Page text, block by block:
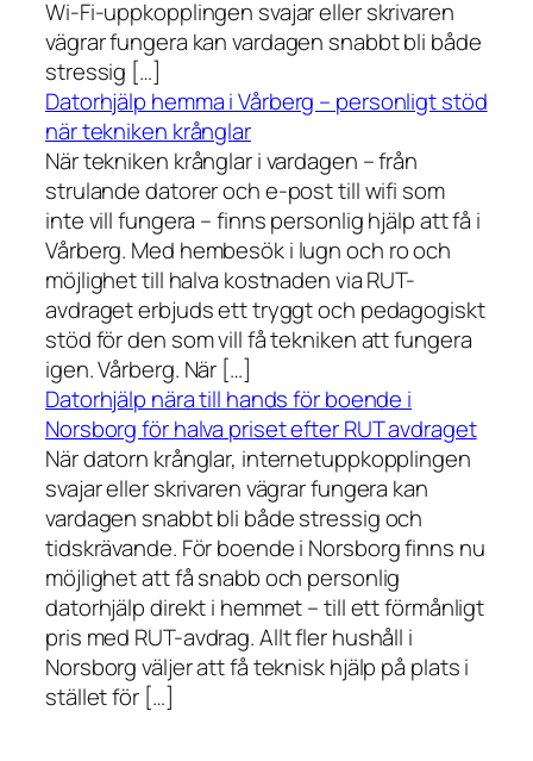
Wi-Fi-uppkopplingen svajar eller skrivaren
vägrar fungera kan vardagen snabbt bli både
stressig […]
Datorhjälp hemma i Vårberg – personligt stöd
när tekniken krånglar
När tekniken krånglar i vardagen – från
strulande datorer och e-post till wifi som
inte vill fungera – finns personlig hjälp att få i
Vårberg. Med hembesök i lugn och ro och
möjlighet till halva kostnaden via RUT-
avdraget erbjuds ett tryggt och pedagogiskt
stöd för den som vill få tekniken att fungera
igen. Vårberg. När […]
Datorhjälp nära till hands för boende i
Norsborg för halva priset efter RUT avdraget
När datorn krånglar, internetuppkopplingen
svajar eller skrivaren vägrar fungera kan
vardagen snabbt bli både stressig och
tidskrävande. För boende i Norsborg finns nu
möjlighet att få snabb och personlig
datorhjälp direkt i hemmet – till ett förmånligt
pris med RUT-avdrag. Allt fler hushåll i
Norsborg väljer att få teknisk hjälp på plats i
stället för […]